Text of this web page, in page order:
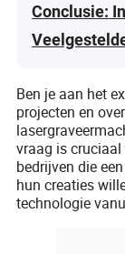
Conclusie:
Ben je aan het
projecten en
vraag is cruciaal
bedrijven die
hun creaties
technologie